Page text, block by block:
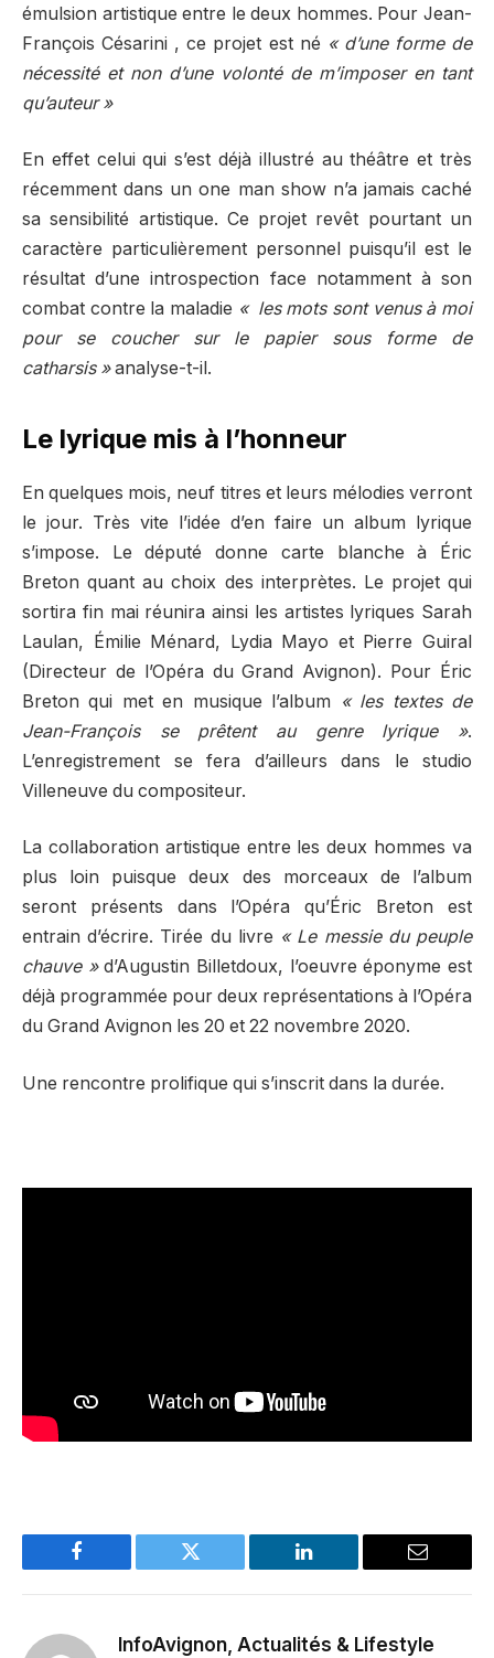
émulsion artistique entre le deux hommes. Pour Jean-
François Césarini , ce projet est né « d’une forme de
nécessité et non d’une volonté de m’imposer en tant
qu’auteur »
En effet celui qui s’est déjà illustré au théâtre et très
récemment dans un one man show n’a jamais caché
sa sensibilité artistique. Ce projet revêt pourtant un
caractère particulièrement personnel puisqu’il est le
résultat d’une introspection face notamment à son
combat contre la maladie « les mots sont venus à moi
pour se coucher sur le papier sous forme de
catharsis »analyse-t-il.
Le lyrique mis à l’honneur
En quelques mois, neuf titres et leurs mélodies verront
le jour. Très vite l’idée d’en faire un album lyrique
s’impose. Le député donne carte blanche à Éric
Breton quant au choix des interprètes. Le projet qui
sortira fin mai réunira ainsi les artistes lyriques Sarah
Laulan, Émilie Ménard, Lydia Mayo et Pierre Guiral
(Directeur de l’Opéra du Grand Avignon). Pour Éric
Breton qui met en musique l’album « les textes de
Jean-François se prêtent au genre lyrique ».
L’enregistrement se fera d’ailleurs dans le studio
Villeneuve du compositeur.
La collaboration artistique entre les deux hommes va
plus loin puisque deux des morceaux de l’album
seront présents dans l’Opéra qu’Éric Breton est
entrain d’écrire. Tirée du livre « Le messie du peuple
chauve »d’Augustin Billetdoux, l’oeuvre éponyme est
déjà programmée pour deux représentations à l’Opéra
du Grand Avignon les 20 et 22 novembre 2020.
Une rencontre prolifique qui s’inscrit dans la durée.
Facebook Twitter LinkedIn Email
InfoAvignon, Actualités & Lifestyle